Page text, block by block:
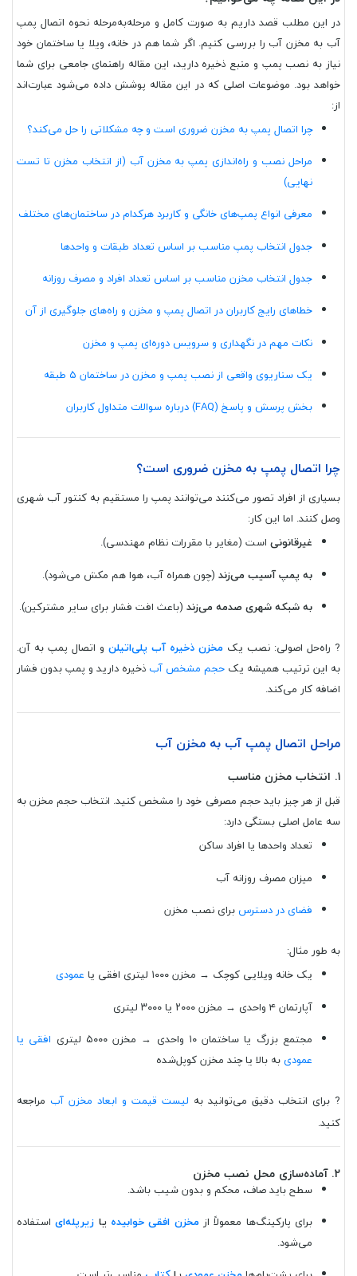
در این مطلب قصد داریم به صورت کامل و مرحله‌به‌مرحله نحوه اتصال پمپ
آب به مخزن آب را بررسی کنیم. اگر شما هم در خانه، ویلا یا ساختمان خود
نیاز به نصب پمپ و منبع ذخیره دارید، این مقاله راهنمای جامعی برای شما
خواهد بود. موضوعات اصلی که در این مقاله پوشش داده می‌شود عبارت‌اند
از:
چرا اتصال پمپ به مخزن ضروری است و چه مشکلاتی را حل می‌کند؟
مراحل نصب و راه‌اندازی پمپ به مخزن آب (از انتخاب مخزن تا تست
نهایی)
معرفی انواع پمپ‌های خانگی و کاربرد هرکدام در ساختمان‌های مختلف
جدول انتخاب پمپ مناسب بر اساس تعداد طبقات و واحدها
جدول انتخاب مخزن مناسب بر اساس تعداد افراد و مصرف روزانه
خطاهای رایج کاربران در اتصال پمپ و مخزن و راه‌های جلوگیری از آن
نکات مهم در نگهداری و سرویس دوره‌ای پمپ و مخزن
یک سناریوی واقعی از نصب پمپ و مخزن در ساختمان ۵ طبقه
بخش پرسش و پاسخ (FAQ) درباره سوالات متداول کاربران
چرا اتصال پمپ به مخزن ضروری است؟
بسیاری از افراد تصور می‌کنند می‌توانند پمپ را مستقیم به کنتور آب شهری
وصل کنند. اما این کار:
غیرقانونی است (مغایر با مقررات نظام مهندسی).
به پمپ آسیب می‌زند (چون همراه آب، هوا هم مکش می‌شود).
به شبکه شهری صدمه می‌زند (باعث افت فشار برای سایر مشترکین).
? راه‌حل اصولی: نصب یک مخزن ذخیره آب پلی‌اتیلن و اتصال پمپ به آن.
به این ترتیب همیشه یک حجم مشخص آبذخیره دارید و پمپ بدون فشار
اضافه کار می‌کند.
مراحل اتصال پمپ آب به مخزن آب
۱. انتخاب مخزن مناسب
قبل از هر چیز باید حجم مصرفی خود را مشخص کنید. انتخاب حجم مخزن به
سه عامل اصلی بستگی دارد:
تعداد واحدها یا افراد ساکن
میزان مصرف روزانه آب
فضای در دسترسبرای نصب مخزن
به طور مثال:
یک خانه ویلایی کوچک → مخزن ۱۰۰۰ لیتری افقی یا
عمودی
آپارتمان ۴ واحدی → مخزن ۲۰۰۰ یا ۳۰۰۰ لیتری
مجتمع بزرگ یا ساختمان ۱۰ واحدی → مخزن ۵۰۰۰ لیتری
افقی یا
عمودیبه بالا یا چند مخزن کوپل‌شده
? برای انتخاب دقیق می‌توانید به لیست قیمت و ابعاد مخزن آب مراجعه
کنید.
۲. آماده‌سازی محل نصب مخزن
سطح باید صاف، محکم و بدون شیب باشد.
برای پارکینگ‌ها معمولاً ازمخزن افقی خوابیده یا زیرپله‌ایاستفاده
می‌شود.